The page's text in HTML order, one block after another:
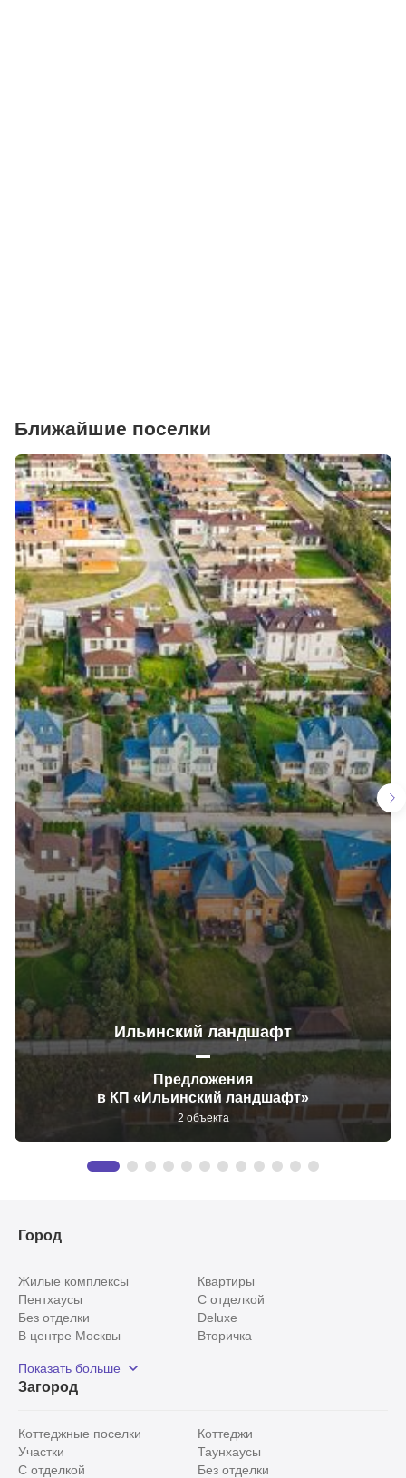
Ближайшие поселки
Ильинский ландшафт
Предложения
в КП «Ильинский ландшафт»
2 объекта
Город
Жилые комплексы
Квартиры
Пентхаусы
С отделкой
Без отделки
Deluxe
В центре Москвы
Вторичка
Рядом с парком
С панорамными окнами
Показать больше
Загород
Коттеджные поселки
Коттеджи
Участки
Таунхаусы
С отделкой
Без отделки